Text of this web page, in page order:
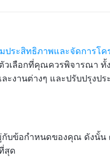
มประสิทธิภาพและจัดการโ
วเลือกที่คุณควรพิจารณา
ะงานต่างๆ และปรับปรุงป
บข้อกำหนดของคุณ ดังนั้น
สุด